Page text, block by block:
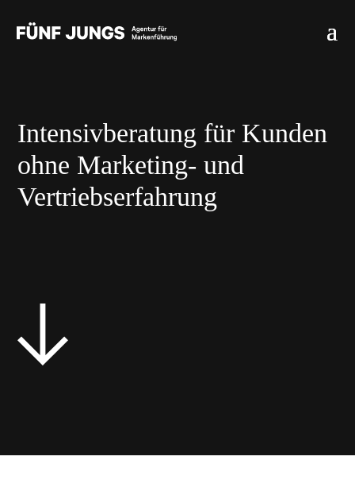
Intensivberatung für Kunden
ohne Marketing- und
Vertriebserfahrung